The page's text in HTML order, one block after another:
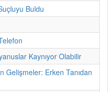
Buldu
Kaynıyor Olabilir
Gelişmeler: Erken Tanıdan